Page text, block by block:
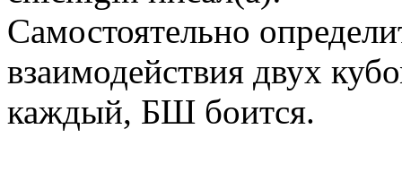
Самостоятельно
взаимодействия двух
каждый, БШ боится.